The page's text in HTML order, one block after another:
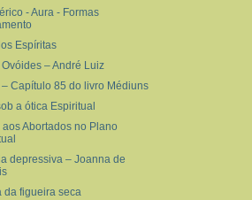
- Aura - Formas
Espíritas
Ovóides – André Luiz
– Capítulo 85 do livro Médiuns
a ótica Espiritual
Abortados no Plano
depressiva – Joanna de
da figueira seca